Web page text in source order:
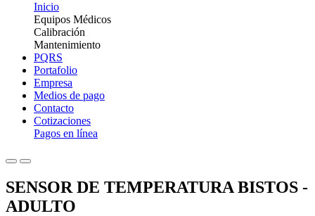
Inicio
Equipos Médicos
Calibración
Mantenimiento
PQRS
Portafolio
Empresa
Medios de pago
Contacto
Cotizaciones
Pagos en línea
SENSOR DE TEMPERATURA BISTOS -
ADULTO